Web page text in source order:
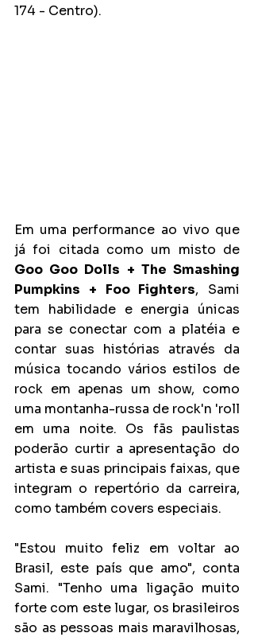
174 - Centro).
Em uma performance ao vivo que
Goo Goo Dolls + The Smashing
Pumpkins + Foo Fighters, Sami
tem habilidade e energia únicas
para se conectar com a platéia e
contar suas histórias através da
música tocando vários estilos de
rock em apenas um show, como
uma montanha-russa de rock'n 'roll
em uma noite. Os fãs paulistas
poderão curtir a apresentação do
artista e suas principais faixas, que
integram o repertório da carreira,
como também covers especiais.
"Estou muito feliz em voltar ao
Brasil, este país que amo", conta
Sami. "Tenho uma ligação muito
forte com este lugar, os brasileiros
são as pessoas mais maravilhosas,